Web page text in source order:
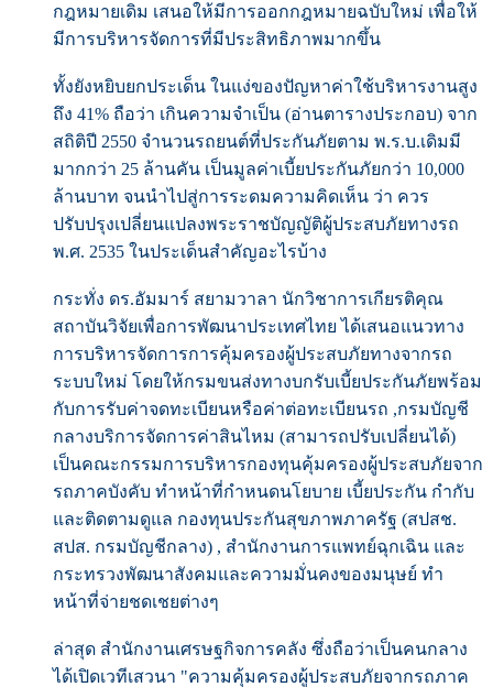
กฎหมายเดิม เสนอให้มีการออกกฎหมายฉบับใหม่ เพื่อให้
มีการบริหารจัดการที่มีประสิทธิภาพมากขึ้น
ทั้งยังหยิบยกประเด็น ในแง่ของปัญหาค่าใช้บริหารงานสูง
ถึง 41% ถือว่า เกินความจำเป็น (อ่านตารางประกอบ) จาก
สถิติปี 2550 จำนวนรถยนต์ที่ประกันภัยตาม พ.ร.บ.เดิมมี
มากกว่า 25 ล้านคัน เป็นมูลค่าเบี้ยประกันภัยกว่า 10,000
ล้านบาท จนนำไปสู่การระดมความคิดเห็น ว่า ควร
ปรับปรุงเปลี่ยนแปลงพระราชบัญญัติผู้ประสบภัยทางรถ
พ.ศ. 2535 ในประเด็นสำคัญอะไรบ้าง
กระทั่ง ดร.อัมมาร์ สยามวาลา นักวิชาการเกียรติคุณ
สถาบันวิจัยเพื่อการพัฒนาประเทศไทย ได้เสนอแนวทาง
การบริหารจัดการการคุ้มครองผู้ประสบภัยทางจากรถ
ระบบใหม่ โดยให้กรมขนส่งทางบกรับเบี้ยประกันภัยพร้อม
กับการรับค่าจดทะเบียนหรือค่าต่อทะเบียนรถ ,กรมบัญชี
กลางบริการจัดการค่าสินไหม (สามารถปรับเปลี่ยนได้)
เป็นคณะกรรมการบริหารกองทุนคุ้มครองผู้ประสบภัยจาก
รถภาคบังคับ ทำหน้าที่กำหนดนโยบาย เบี้ยประกัน กำกับ
และติดตามดูแล กองทุนประกันสุขภาพภาครัฐ (สปสช.
สปส. กรมบัญชีกลาง) , สำนักงานการแพทย์ฉุกเฉิน และ
กระทรวงพัฒนาสังคมและความมั่นคงของมนุษย์ ทำ
หน้าที่จ่ายชดเชยต่างๆ
ล่าสุด สำนักงานเศรษฐกิจการคลัง ซึ่งถือว่าเป็นคนกลาง
ได้เปิดเวทีเสวนา "ความคุ้มครองผู้ประสบภัยจากรถภาค